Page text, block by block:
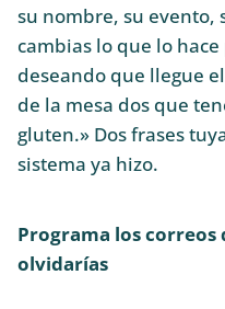
su nombre, su evento,
cambias lo que lo hace
deseando que llegue
de la mesa dos que
gluten.» Dos frases
sistema ya hizo.
Programa los
olvidarías